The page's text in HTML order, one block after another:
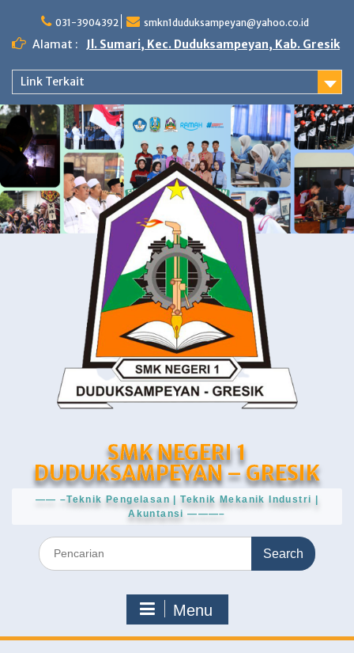
content
031-3904392 smkn1duduksampeyan@yahoo.co.id
Alamat : Jl. Sumari, Kec. Duduksampeyan, Kab. Gresik
Link Terkait
SMK NEGERI 1
DUDUKSAMPEYAN – GRESIK
—— –Teknik Pengelasan | Teknik Mekanik Industri |
Akuntansi ———–
Search
for:
Menu